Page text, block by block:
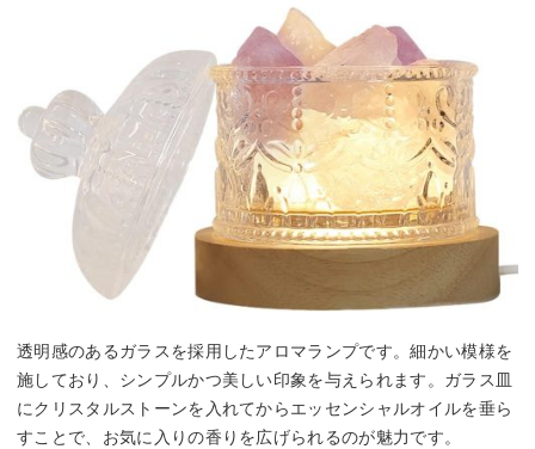
透明感のあるガラスを採用したアロマランプです。細かい模様を
施しており、シンプルかつ美しい印象を与えられます。ガラス皿
にクリスタルストーンを入れてからエッセンシャルオイルを垂ら
すことで、お気に入りの香りを広げられるのが魅力です。